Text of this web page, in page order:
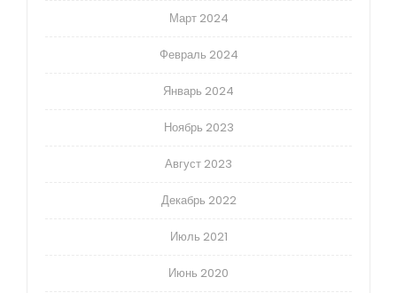
Март 2024
Февраль 2024
Январь 2024
Ноябрь 2023
Август 2023
Декабрь 2022
Июль 2021
Июнь 2020